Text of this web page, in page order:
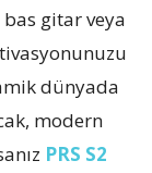
gitar veya
dünyada
modern
PRS S2